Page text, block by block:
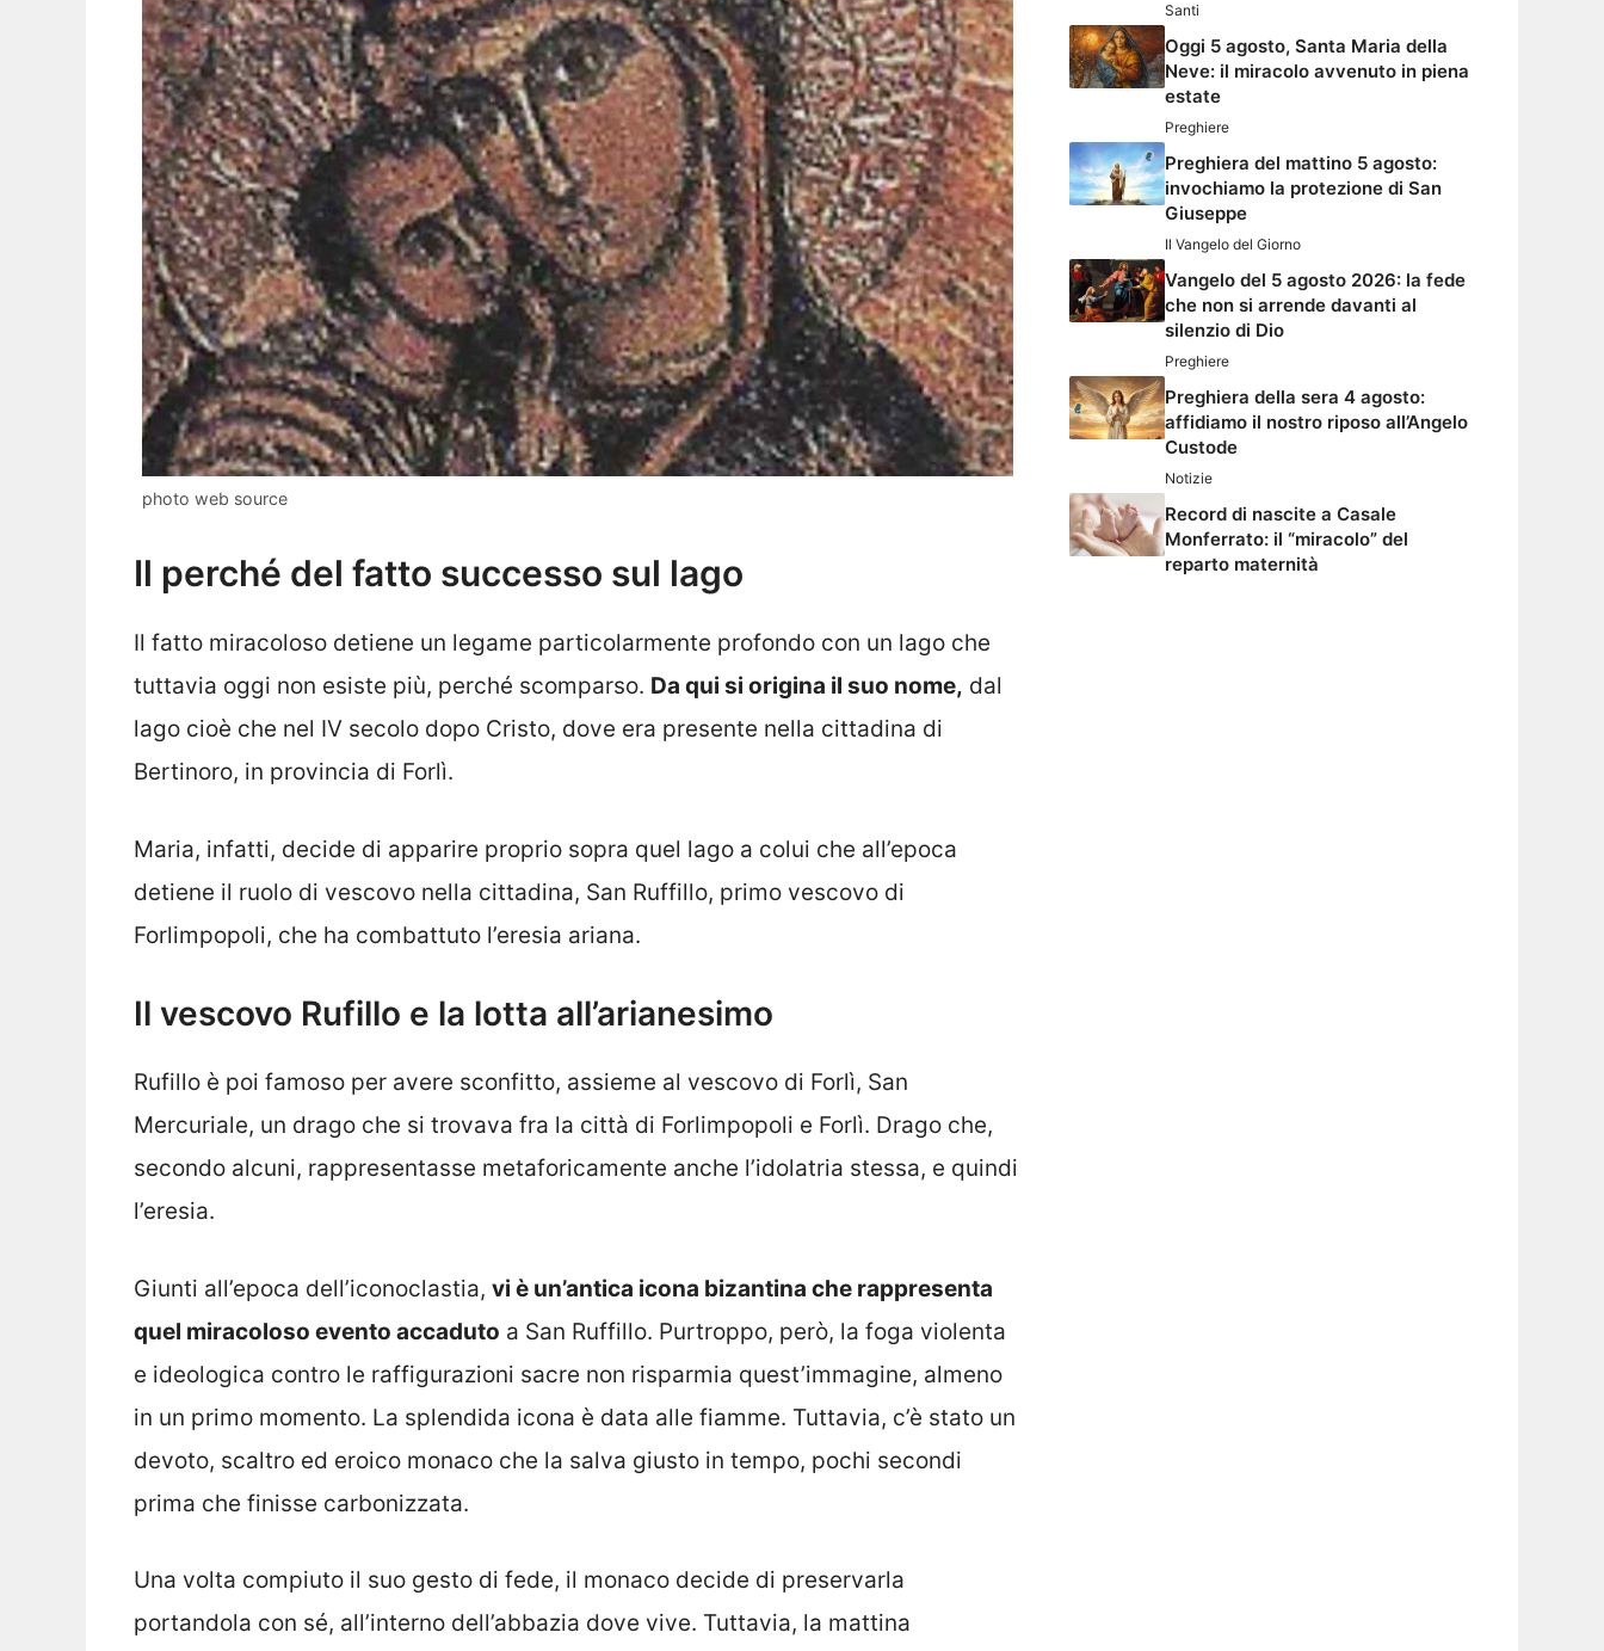
photo web source
Il perché del fatto successo sul lago
Il fatto miracoloso detiene un legame particolarmente profondo con un lago che
tuttavia oggi non esiste più, perché scomparso. Da qui si origina il suo nome, dal
lago cioè che nel IV secolo dopo Cristo, dove era presente nella cittadina di
Bertinoro, in provincia di Forlì.
Maria, infatti, decide di apparire proprio sopra quel lago a colui che all’epoca
detiene il ruolo di vescovo nella cittadina, San Ruffillo, primo vescovo di
Forlimpopoli, che ha combattuto l’eresia ariana.
Il vescovo Rufillo e la lotta all’arianesimo
Rufillo è poi famoso per avere sconfitto, assieme al vescovo di Forlì, San
Mercuriale, un drago che si trovava fra la città di Forlimpopoli e Forlì. Drago che,
secondo alcuni, rappresentasse metaforicamente anche l’idolatria stessa, e quindi
l’eresia.
Giunti all’epoca dell’iconoclastia, vi è un’antica icona bizantina che rappresenta
quel miracoloso evento accaduto a San Ruffillo. Purtroppo, però, la foga violenta
e ideologica contro le raffigurazioni sacre non risparmia quest’immagine, almeno
in un primo momento. La splendida icona è data alle fiamme. Tuttavia, c’è stato un
devoto, scaltro ed eroico monaco che la salva giusto in tempo, pochi secondi
prima che finisse carbonizzata.
Una volta compiuto il suo gesto di fede, il monaco decide di preservarla
portandola con sé, all’interno dell’abbazia dove vive. Tuttavia, la mattina
Santi
Oggi 5 agosto, Santa Maria della
Neve: il miracolo avvenuto in piena
estate
Preghiere
Preghiera del mattino 5 agosto:
invochiamo la protezione di San
Giuseppe
Il Vangelo del Giorno
Vangelo del 5 agosto 2026: la fede
che non si arrende davanti al
silenzio di Dio
Preghiere
Preghiera della sera 4 agosto:
affidiamo il nostro riposo all’Angelo
Custode
Notizie
Record di nascite a Casale
Monferrato: il “miracolo” del
reparto maternità